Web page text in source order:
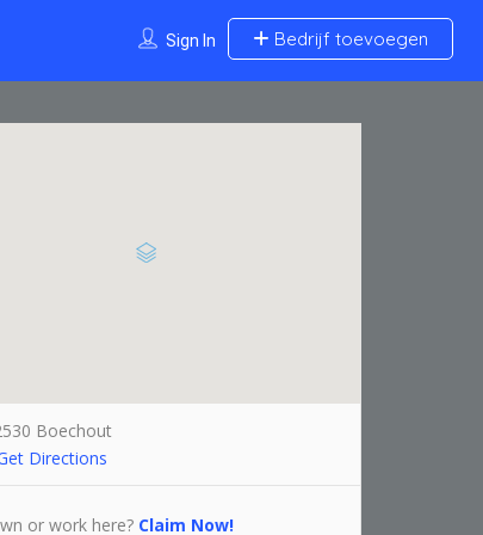
Sign In Bedrijf toevoegen
Boechout
Directions
or work here? Claim Now!